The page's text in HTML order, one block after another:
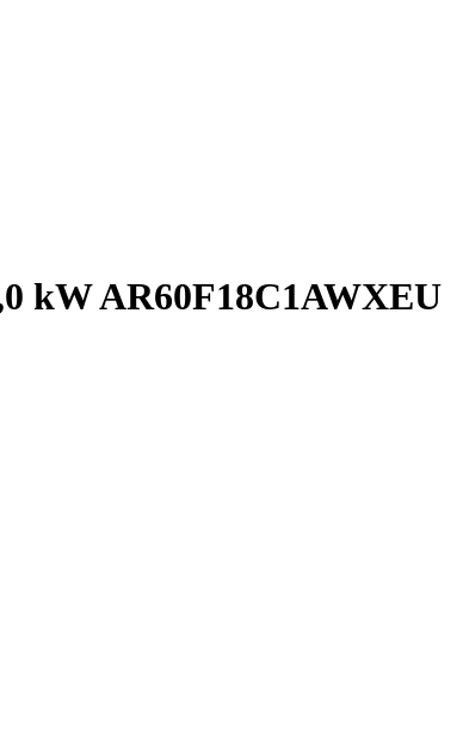
kW AR60F18C1AWXEU